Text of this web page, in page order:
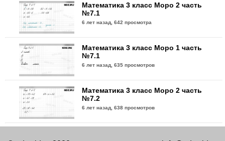
Математика 3 класс Моро 2 часть
№7.1
6 лет назад,642 просмотра
Математика 3 класс Моро 1 часть
№7.1
6 лет назад,635 просмотров
Математика 3 класс Моро 2 часть
№7.2
6 лет назад,638 просмотров